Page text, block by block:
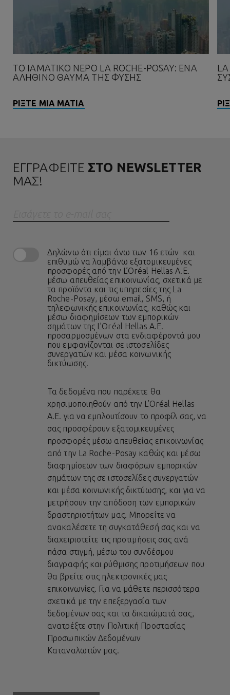
ΤΟ ΙΑΜΑΤΙΚΌ ΝΕΡΌ LA ROCHE-POSAY: ΈΝΑ
ΑΛΗΘΙΝΌ ΘΑΎΜΑ ΤΗΣ ΦΎΣΗΣ
ΡΙΞΤΕ ΜΙΑ ΜΑΤΙΑ
ΕΓΓΡΑΦΕΙΤΕ ΣΤΟ NEWSLETTER
ΜΑΣ!
Δηλώνω ότι είμαι άνω των 16 ετών και
επιθυμώ να λαμβάνω εξατομικευμένες
προσφορές από την L’Oréal Hellas A.E.
μέσω απευθείας επικοινωνίας, σχετικά με
τα προϊόντα και τις υπηρεσίες της La
Roche-Posay, μέσω email, SMS, ή
τηλεφωνικής επικοινωνίας, καθώς και
μέσω διαφημίσεων των εμπορικών
σημάτων της L’Oréal Hellas A.E.
προσαρμοσμένων στα ενδιαφέροντά μου
που εμφανίζονται σε ιστοσελίδες
συνεργατών και μέσα κοινωνικής
δικτύωσης.
Τα δεδομένα που παρέχετε θα
χρησιμοποιηθούν από την L’Oréal Hellas
A.E. για να εμπλουτίσουν το προφίλ σας, να
σας προσφέρουν εξατομικευμένες
προσφορές μέσω απευθείας επικοινωνίας
από την La Roche-Posay καθώς και μέσω
διαφημίσεων των διαφόρων εμπορικών
σημάτων της σε ιστοσελίδες συνεργατών
και μέσα κοινωνικής δικτύωσης, και για να
μετρήσουν την απόδοση των εμπορικών
δραστηριοτήτων μας. Μπορείτε να
ανακαλέσετε τη συγκατάθεσή σας και να
διαχειριστείτε τις προτιμήσεις σας ανά
πάσα στιγμή, μέσω του συνδέσμου
διαγραφής και ρύθμισης προτιμήσεων που
θα βρείτε στις ηλεκτρονικές μας
επικοινωνίες. Για να μάθετε περισσότερα
σχετικά με την επεξεργασία των
δεδομένων σας και τα δικαιώματά σας,
ανατρέξτε στην Πολιτική Προστασίας
Προσωπικών Δεδομένων
Καταναλωτών μας.